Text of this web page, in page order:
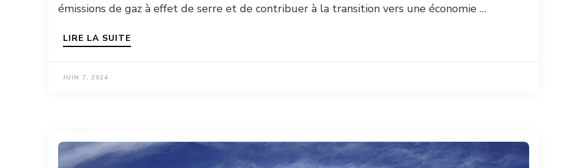
émissions de gaz à effet de serre et de contribuer à la transition vers une économie …
LIRE LA SUITE
JUIN 7, 2024